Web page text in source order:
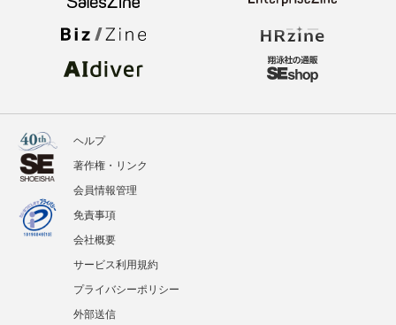
ヘルプ
著作権・リンク
会員情報管理
免責事項
会社概要
サービス利用規約
プライバシーポリシー
外部送信